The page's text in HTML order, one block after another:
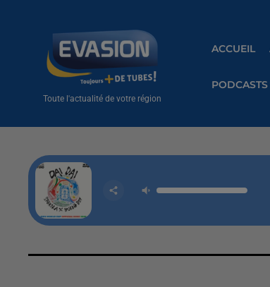
Toute l'actualité de votre région
ACCUEIL
PODCASTS